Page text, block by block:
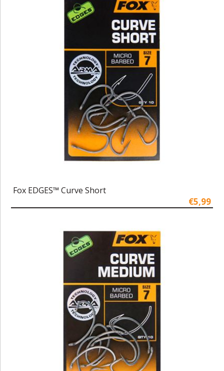
Fox EDGES™ Curve Short
€5,99